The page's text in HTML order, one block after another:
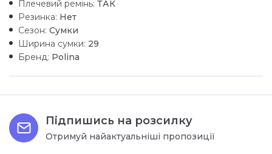
Плечевий ремінь: ТАК
Резинка: Нет
Сезон: Сумки
Ширина сумки: 29
Бренд: Polina
Підпишись на розсилку
Отримуй найактуальніші пропозиції